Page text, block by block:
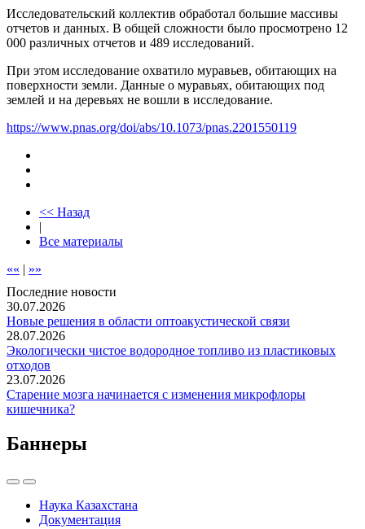
Исследовательский коллектив обработал большие массивы
отчетов и данных. В общей сложности было просмотрено 12
000 различных отчетов и 489 исследований.
При этом исследование охватило муравьев, обитающих на
поверхности земли. Данные о муравьях, обитающих под
землей и на деревьях не вошли в исследование.
https://www.pnas.org/doi/abs/10.1073/pnas.2201550119
<< Назад
|
Все материалы
«« | »»
Последние новости
30.07.2026
Новые решения в области оптоакустической связи
28.07.2026
Экологически чистое водородное топливо из пластиковых
отходов
23.07.2026
Старение мозга начинается с изменения микрофлоры
кишечника?
Баннеры
Наука Казахстана
Документация